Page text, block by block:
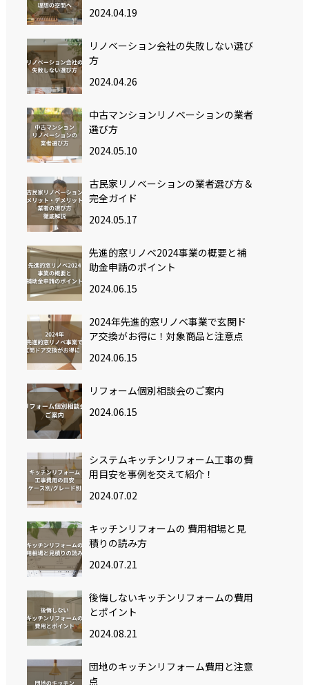
2024.04.19
リノベーション会社の失敗しない選び
方
2024.04.26
中古マンションリノベーションの業者
選び方
2024.05.10
古民家リノベーションの業者選び方＆
完全ガイド
2024.05.17
先進的窓リノベ2024事業の概要と補
助金申請のポイント
2024.06.15
2024年先進的窓リノベ事業で玄関ド
ア交換がお得に！対象商品と注意点
2024.06.15
リフォーム個別相談会のご案内
2024.06.15
システムキッチンリフォーム工事の費
用目安を事例を交えて紹介！
2024.07.02
キッチンリフォームの 費用相場と見
積りの読み方
2024.07.21
後悔しないキッチンリフォームの費用
とポイント
2024.08.21
団地のキッチンリフォーム費用と注意
点